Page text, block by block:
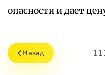
опасности и дает
Назад